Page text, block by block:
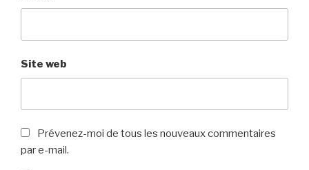
Site web
Prévenez-moi de tous les nouveaux commentaires
par e-mail.